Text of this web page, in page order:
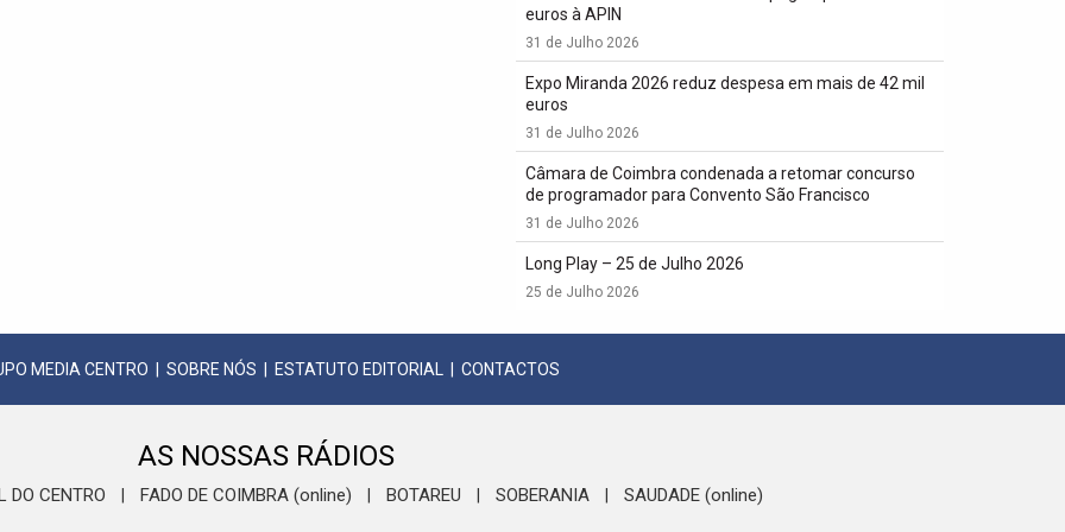
euros à APIN
31 de Julho 2026
Expo Miranda 2026 reduz despesa em mais de 42 mil
euros
31 de Julho 2026
Câmara de Coimbra condenada a retomar concurso
de programador para Convento São Francisco
31 de Julho 2026
Long Play – 25 de Julho 2026
25 de Julho 2026
MEDIA CENTRO SOBRE NÓS ESTATUTO EDITORIAL CONTACTOS
AS NOSSAS RÁDIOS
DO CENTRO FADO DE COIMBRA (online) BOTAREU SOBERANIA SAUDADE (online)